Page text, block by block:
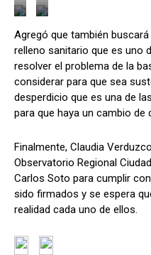
h
t
p
s
/
/
w
.
c
b
o
k
.
c
/
K
h
t
s
/
/
w
.
c
b
o
k
.
c
/
f
Agregó que también
relleno sanitario que es uno
resolver el problema de la
considerar para que sea
desperdicio que es una de
para que haya un cambio de
Finalmente, Claudia
Observatorio Regional
Carlos Soto para cumplir
sido firmados y se espera
realidad cada uno de ellos.